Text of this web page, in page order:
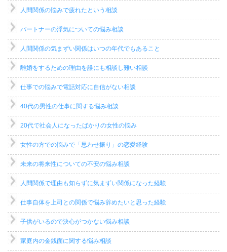
人間関係の悩みで疲れたという相談
パートナーの浮気についての悩み相談
人間関係の気まずい関係はいつの年代でもあること
離婚をするための理由を誰にも相談し難い相談
仕事での悩みで電話対応に自信がない相談
40代の男性の仕事に関する悩み相談
20代で社会人になったばかりの女性の悩み
女性の方での悩みで「思わせ振り」の恋愛経験
未来の将来性についての不安の悩み相談
人間関係で理由も知らずに気まずい関係になった経験
仕事自体を上司との関係で悩み辞めたいと思った経験
子供がいるので決心がつかない悩み相談
家庭内の金銭面に関する悩み相談